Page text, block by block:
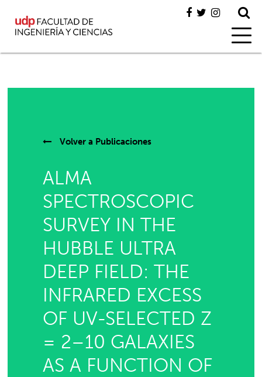
Volver a Publicaciones
ALMA
SPECTROSCOPIC
SURVEY IN THE
HUBBLE ULTRA
DEEP FIELD: THE
INFRARED EXCESS
OF UV-SELECTED Z
= 2–10 GALAXIES
AS A FUNCTION OF